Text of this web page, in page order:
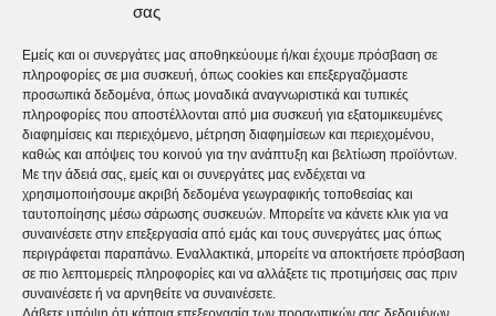
σας
Εμείς και οι συνεργάτες μας αποθηκεύουμε ή/και έχουμε πρόσβαση σε
πληροφορίες σε μια συσκευή, όπως cookies και επεξεργαζόμαστε
προσωπικά δεδομένα, όπως μοναδικά αναγνωριστικά και τυπικές
πληροφορίες που αποστέλλονται από μια συσκευή για εξατομικευμένες
διαφημίσεις και περιεχόμενο, μέτρηση διαφημίσεων και περιεχομένου,
καθώς και απόψεις του κοινού για την ανάπτυξη και βελτίωση προϊόντων.
Με την άδειά σας, εμείς και οι συνεργάτες μας ενδέχεται να
χρησιμοποιήσουμε ακριβή δεδομένα γεωγραφικής τοποθεσίας και
ταυτοποίησης μέσω σάρωσης συσκευών. Μπορείτε να κάνετε κλικ για να
συναινέσετε στην επεξεργασία από εμάς και τους συνεργάτες μας όπως
περιγράφεται παραπάνω. Εναλλακτικά, μπορείτε να αποκτήσετε πρόσβαση
σε πιο λεπτομερείς πληροφορίες και να αλλάξετε τις προτιμήσεις σας πριν
συναινέσετε ή να αρνηθείτε να συναινέσετε.
Αγγλίας, από το Βελιγράδι και από την Αμερική.
Χαιρετισμό στις εργασίες του συνεδρίου απηύθυναν
ο Δήμαρχος της Κω, κ. Θεοδόσης Νικηταράς, ο
Μητροπολίτης Κώου και Νισύρου κ.κ. Ναθαναήλ, η
Έπαρχος της Κω, κα Κωνσταντίνα Σβύνου, η
Πρόεδρος του Ιατρικού Συλλόγου της Κω κα
Κατερίνα Γαβαλά, ο Πρόεδρος των Special Olympics
κ. Διονύσιος Κοδέλλας, ενώ διαδικτυακό χαιρετισμό